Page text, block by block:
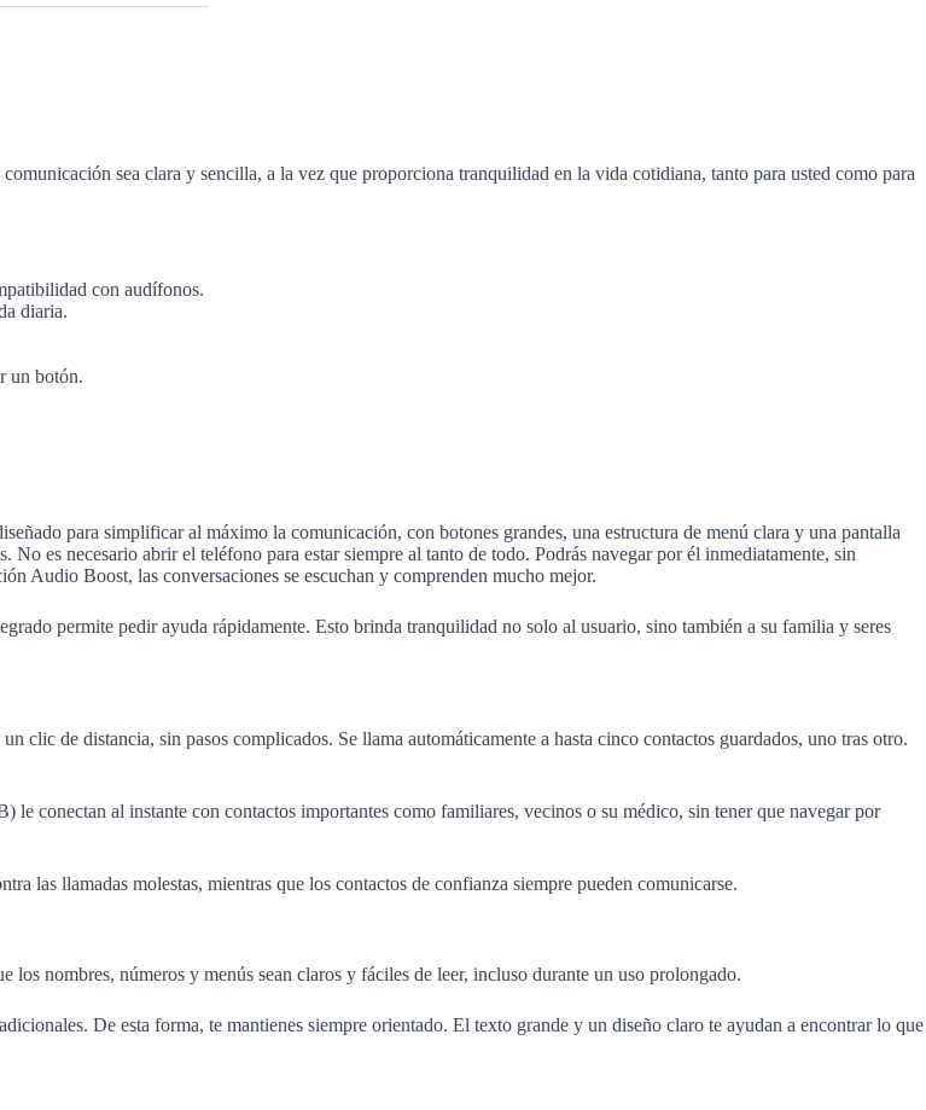
sea clara y sencilla, a la vez que proporciona tranquilidad en la vida cotidiana, tanto para usted como para
con audífonos.
diaria.
un botón.
para simplificar al máximo la comunicación, con botones grandes, una estructura de menú clara y una pantalla
es necesario abrir el teléfono para estar siempre al tanto de todo. Podrás navegar por él inmediatamente, sin
Audio Boost, las conversaciones se escuchan y comprenden mucho mejor.
permite pedir ayuda rápidamente. Esto brinda tranquilidad no solo al usuario, sino también a su familia y seres
clic de distancia, sin pasos complicados. Se llama automáticamente a hasta cinco contactos guardados, uno tras otro.
conectan al instante con contactos importantes como familiares, vecinos o su médico, sin tener que navegar por
las llamadas molestas, mientras que los contactos de confianza siempre pueden comunicarse.
nombres, números y menús sean claros y fáciles de leer, incluso durante un uso prolongado.
De esta forma, te mantienes siempre orientado. El texto grande y un diseño claro te ayudan a encontrar lo que